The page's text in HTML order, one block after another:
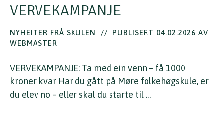
VERVEKAMPANJE
NYHEITER FRÅ SKULEN //
PUBLISERT 04.02.2026 AV
WEBMASTER
VERVEKAMPANJE: Ta med ein venn – få 1000
kroner kvar Har du gått på Møre folkehøgskule, er
du elev no – eller skal du starte til …